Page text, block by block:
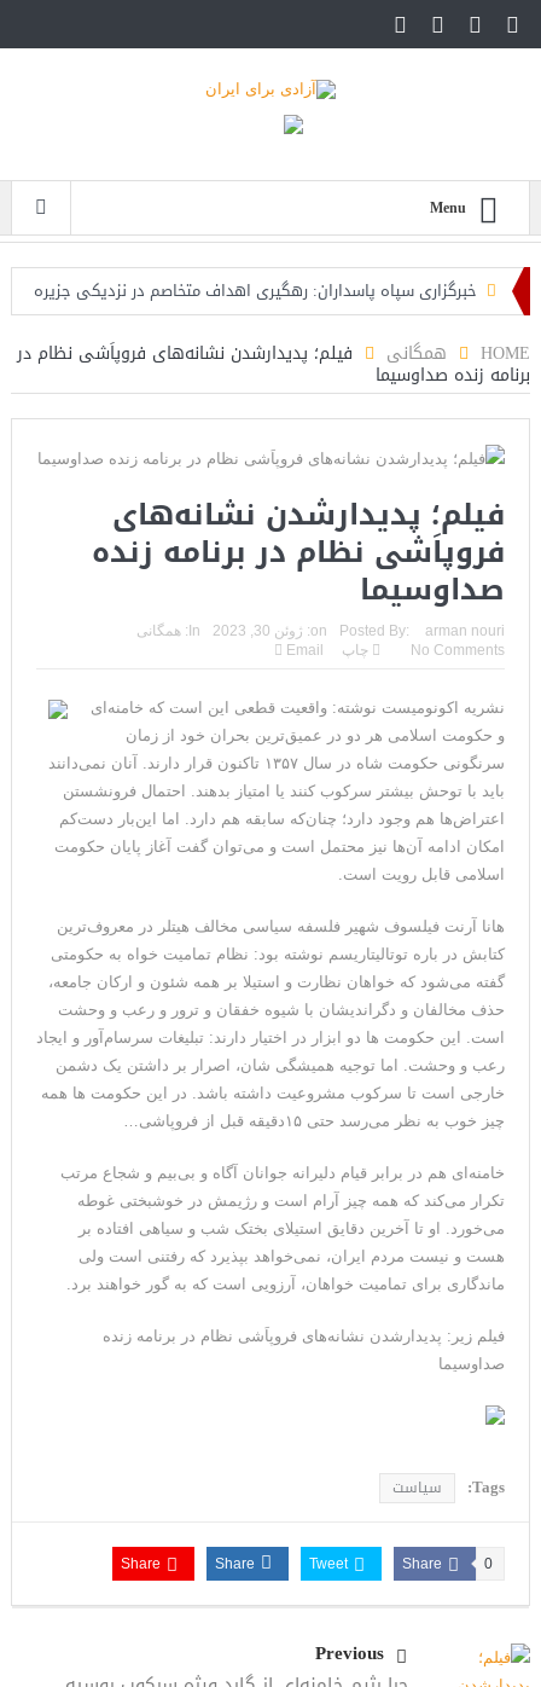
Menu
خبرگزاری سپاه پاسداران: رهگیری اهداف متخاصم در نزدیکی جزیره
تحلیلگر حکومتی: تفاهم هرمز پایان بحران نیست؛ خطر جنگ همچنان
پابرجاست
ایران؛ واکنش ترامپ و معاونش به اقدام تفرقه‌افکنان/سفر ژنرال
منیر به عربستان
مقاله: اپوزیسیون بی‌راه‌حل؛ وقتی دشمنی با پهلوی جای نجات
ایران را می‌گیرد
۱۰ تریلیون دلار؛ چگونه جرایم سایبری به سومین اقتصاد بزرگ جهان
تبدیل شد؟
ترامپ: پیروزی عبدال السید اسرائیل‌ستیز، خبر خوبی برای
جمهوری‌خواهان است
تنگه هرمز؛ از سخنان تازه ترامپ چنین برمیآید که توافقی به دست
نیامده است
فیلم؛ هشدار قاطعانه نتانیاهو به پاسدار احمد وحیدی، سرکرده
سپاه پاسداران
خبرگزاری رویترز از اختلاف نظر در مذاکرات در باره تنگه هرمز خبر داد
سنتکام: ما همچنان به اعمال محاصره علیه رژیم ایران ادامه
می‌دهیم
HOME همگانی فیلم؛ پدیدارشدن نشانه‌های فروپاَشی نظام در
برنامه زنده صداوسیما
فیلم؛ پدیدارشدن نشانه‌های
فروپاَشی نظام در برنامه زنده
صداوسیما
Posted By: arman nouri
on: ژوئن 30, 2023 In:
همگانی
No Comments
چاپ Email
نشریه اکونومیست نوشته: واقعیت قطعی این است که خامنه‌ای
و حکومت اسلامی هر دو در عمیق‌ترین بحران خود از زمان
سرنگونی حکومت شاه در سال ۱۳۵۷ تاکنون قرار دارند. آنان نمی‌دانند
باید با توحش بیشتر سرکوب کنند یا امتیاز بدهند. احتمال فرونشستن
اعتراض‌ها هم وجود دارد؛ چنان‌که سابقه هم دارد. اما این‌بار دست‌کم
امکان ادامه آن‌ها نیز محتمل است و می‌توان گفت آغاز پایان حکومت
اسلامی قابل رویت است.
هانا آرنت فیلسوف شهیر فلسفه سیاسی مخالف هیتلر در معروف‌ترین
کتابش در باره توتالیتاریسم نوشته بود: نظام تمامیت خواه به حکومتی
گفته می‌شود که خواهان نظارت و استیلا بر همه شئون و ارکان جامعه،
حذف مخالفان و دگراندیشان با شیوه خفقان و ترور و رعب و وحشت
است. این حکومت ها دو ابزار در اختیار دارند: تبلیغات سرسام‌آور و ایجاد
رعب و وحشت. اما توجیه همیشگی شان، اصرار بر داشتن یک دشمن
خارجی است تا سرکوب مشروعیت داشته باشد. در این حکومت ها همه
چیز خوب به نظر می‌رسد حتی ١۵دقیقه قبل از فروپاشی…
خامنه‌ای هم در برابر قیام دلیرانه جوانان آگاه و بی‌بیم و شجاع مرتب
تکرار می‌کند که همه چیز آرام است و رژیمش در خوشبختی غوطه
می‌خورد. او تا آخرین دقایق استیلای بختک شب و سیاهی افتاده بر
هست و نیست مردم ایران، نمی‌خواهد بپذیرد که رفتنی است ولی
ماندگاری برای تمامیت خواهان، آرزویی است که به گور خواهند برد.
فیلم زیر: پدیدارشدن نشانه‌های فروپاَشی نظام در برنامه زنده
صداوسیما
Tags: سیاست
Share 0
Tweet
Share
Share
Previous